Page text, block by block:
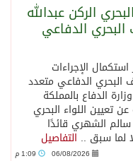
الركن عبدالله
الدفاعي
الإجراءات
البحري الدفاعي متعدد
الدفاع بالمملكة
تعيين اللواء البحري
سالم الشهري قائدًا
لما سبق .. التفاصيل
06/08/2026